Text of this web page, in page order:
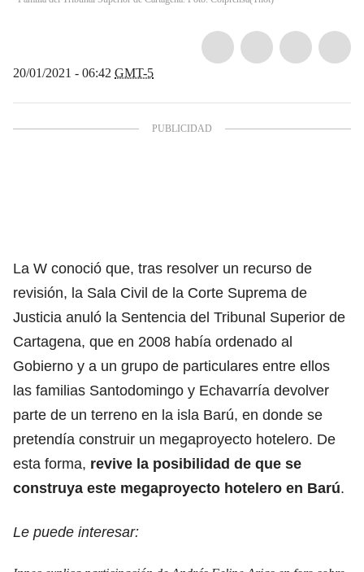
20/01/2021 - 06:42 GMT-5
La W conoció que, tras resolver un recurso de
revisión, la Sala Civil de la Corte Suprema de
Justicia anuló la Sentencia del Tribunal Superior de
Cartagena, que en 2008 había ordenado al
Gobierno y a un grupo de particulares entre ellos
las familias Santodomingo y Echavarría devolver
parte de un terreno en la isla Barú, en donde se
pretendía construir un megaproyecto hotelero. De
esta forma, revive la posibilidad de que se
construya este megaproyecto hotelero en Barú.
Le puede interesar: